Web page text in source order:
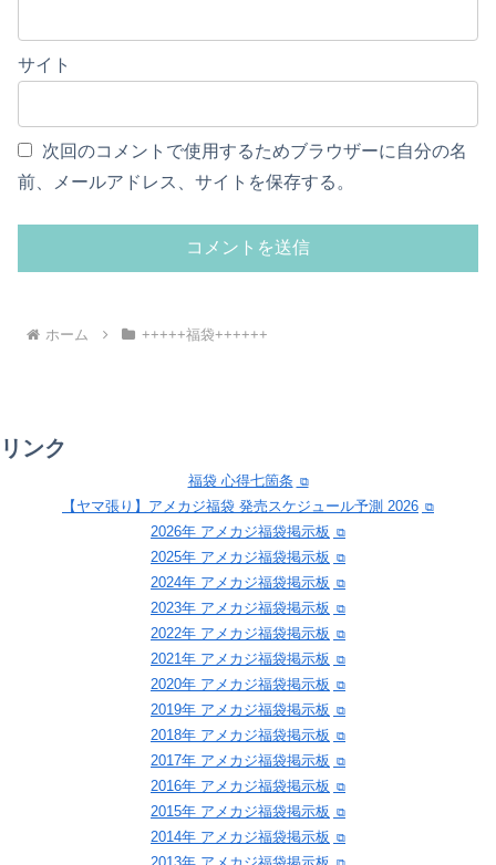
サイト
次回のコメントで使用するためブラウザーに自分の名
前、メールアドレス、サイトを保存する。
ホーム +++++福袋++++++
リンク
福袋 心得七箇条
【ヤマ張り】アメカジ福袋 発売スケジュール予測 2026
2026年 アメカジ福袋掲示板
2025年 アメカジ福袋掲示板
2024年 アメカジ福袋掲示板
2023年 アメカジ福袋掲示板
2022年 アメカジ福袋掲示板
2021年 アメカジ福袋掲示板
2020年 アメカジ福袋掲示板
2019年 アメカジ福袋掲示板
2018年 アメカジ福袋掲示板
2017年 アメカジ福袋掲示板
2016年 アメカジ福袋掲示板
2015年 アメカジ福袋掲示板
2014年 アメカジ福袋掲示板